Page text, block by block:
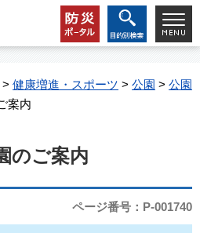
> 健康増進・スポーツ > 公園 > 公園
案内
のご案内
ページ番号：P-001740